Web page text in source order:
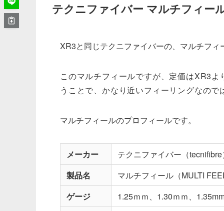
テクニファイバー マルチフィー
XR3と同じテクニファイバーの、マルチフィ
このマルチフィールですが、定価はXR3
うことで、かなり近いフィーリングなの
マルチフィールのプロフィールです。
メーカー
テクニファイバー（
製品名
マルチフィール（MULTI
ゲージ
1.25ｍｍ、1.30ｍｍ、